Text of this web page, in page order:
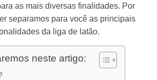
as mais diversas finalidades. Por
separamos para você as principais
da liga de latão.
neste artigo: